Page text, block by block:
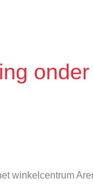
winkelcentrum